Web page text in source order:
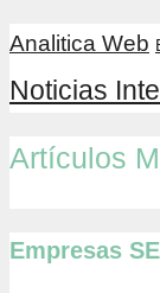
Analitica Web
Noticias
Artículos
Empresas